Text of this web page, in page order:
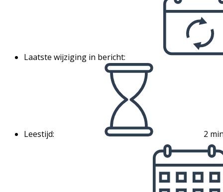
Laatste wijziging in bericht:
Leestijd: 2